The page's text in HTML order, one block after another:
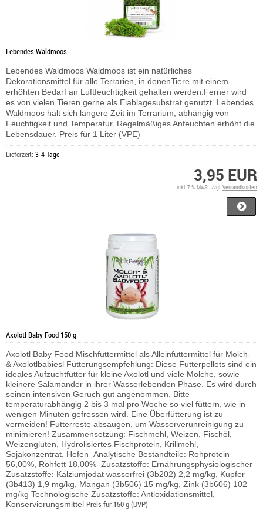
Lebendes Waldmoos
Lebendes Waldmoos Waldmoos ist ein natürliches
Dekorationsmittel für alle Terrarien, in denenTiere mit einem
erhöhten Bedarf an Luftfeuchtigkeit gehalten werden.Ferner wird
es von vielen Tieren gerne als Eiablagesubstrat genutzt. Lebendes
Waldmoos hält sich längere Zeit im Terrarium, abhängig von
Feuchtigkeit und Temperatur. Regelmäßiges Anfeuchten erhöht die
Lebensdauer. Preis für 1 Liter (VPE)
Lieferzeit: 3-4 Tage
3,95 EUR
inkl. 7 % MwSt. zzgl. Versandkosten
Axolotl Baby Food 150 g
Axolotl Baby Food Mischfuttermittel als Alleinfuttermittel für Molch-
& Axolotlbabiesl Fütterungsempfehlung: Diese Futterpellets sind ein
ideales Aufzuchtfutter für kleine Axolotl und viele Molche, sowie
kleinere Salamander in ihrer Wasserlebenden Phase. Es wird durch
seinen intensiven Geruch gut angenommen. Bitte
temperaturabhängig 2 bis 3 mal pro Woche so viel füttern, wie in
wenigen Minuten gefressen wird. Eine Überfütterung ist zu
vermeiden! Futterreste absaugen, um Wasserverunreinigung zu
minimieren! Zusammensetzung: Fischmehl, Weizen, Fischöl,
Weizengluten, Hydrolisiertes Fischprotein, Krillmehl,
Sojakonzentrat, Hefen Analytische Bestandteile: Rohprotein
56,00%, Rohfett 18,00% Zusatzstoffe: Ernährungsphysiologischer
Zusatzstoffe: Kalziumjodat wasserfrei (3b202) 2,2 mg/kg, Kupfer
(3b413) 1,9 mg/kg, Mangan (3b506) 15 mg/kg, Zink (3b606) 102
mg/kg Technologische Zusatzstoffe: Antioxidationsmittel,
Konservierungsmittel Preis für 150 g (UVP)